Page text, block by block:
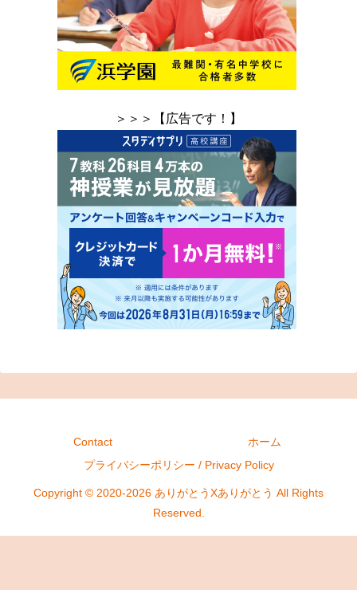
＞＞＞【広告です！】
Contact
ホーム
プライバシーポリシー / Privacy Policy
Copyright © 2020-2026 ありがとうXありがとう All Rights
Reserved.